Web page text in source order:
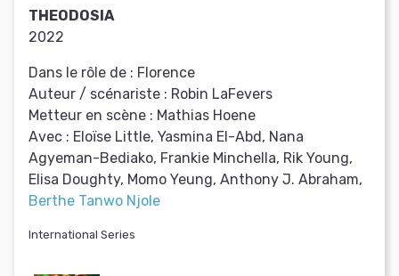
THEODOSIA
2022
Dans le rôle de : Florence
Auteur / scénariste : Robin LaFevers
Metteur en scène : Mathias Hoene
Avec : Eloïse Little, Yasmina El-Abd, Nana
Agyeman-Bediako, Frankie Minchella, Rik Young,
Elisa Doughty, Momo Yeung, Anthony J. Abraham,
Berthe Tanwo Njole
International Series